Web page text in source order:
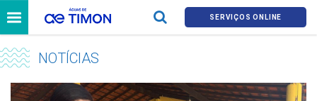
SERVIÇOS ONLINE
NOTÍCIAS